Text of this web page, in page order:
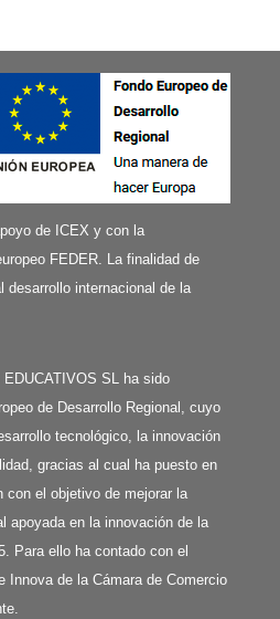
de ICEX y con la
FEDER. La finalidad de
desarrollo internacional de la
SL ha sido
de Desarrollo Regional, cuyo
tecnológico, la innovación
gracias al cual ha puesto en
con el objetivo de mejorar la
apoyada en la innovación de la
Para ello ha contado con el
Innova de la Cámara de Comercio